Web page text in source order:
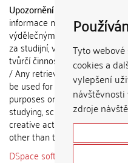
Tyto
cookies a
vylepšení
zdroje
Upozornění / Notice:
informace nemohou být
výdělečným účelům nebo
za studijní, vědeckou nebo
tvůrčí činnost jiné osoby než
/ Any retrieved information
be used for any commercial
purposes or claimed as
studying, scientific or any other
creative activities of any
other than the author.
DSpace software
copyright ©